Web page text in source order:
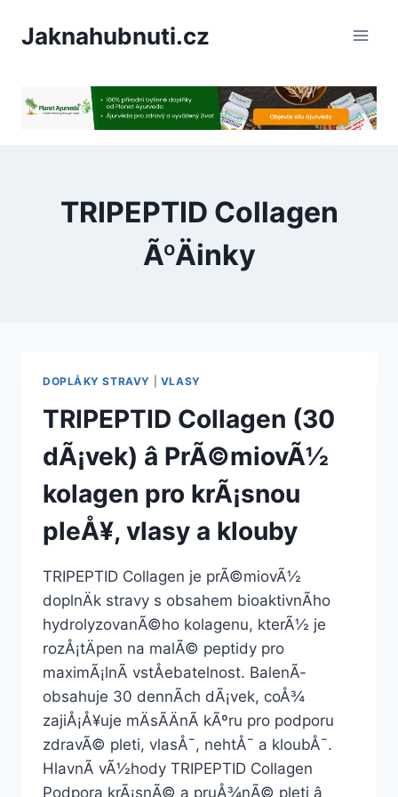
Jaknahubnuti.cz
TRIPEPTID Collagen
ÃºÄinky
DOPLÅKY STRAVY VLASY
TRIPEPTID Collagen (30
dÃ¡vek) â PrÃ©miovÃ½
kolagen pro krÃ¡snou
pleÅ¥, vlasy a klouby
TRIPEPTID Collagen je prÃ©miovÃ½
doplnÄk stravy s obsahem bioaktivnÃ­ho
hydrolyzovanÃ©ho kolagenu, kterÃ½ je
rozÅ¡tÄpen na malÃ© peptidy pro
maximÃ¡lnÃ­ vstÅebatelnost. BalenÃ­
obsahuje 30 dennÃ­ch dÃ¡vek, coÅ¾
zajiÅ¡Å¥uje mÄsÃ­ÄnÃ­ kÃºru pro podporu
zdravÃ© pleti, vlasÅ¯, nehtÅ¯ a kloubÅ¯.
HlavnÃ­ vÃ½hody TRIPEPTID Collagen
Podpora krÃ¡snÃ© a pruÅ¾nÃ© pleti â